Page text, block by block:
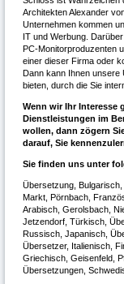
Architekten Alexander
Unternehmen kommen
IT und Werbung.
PC-Monitorproduzenten
einer dieser Firma oder
Dann kann Ihnen
bieten, durch die Sie
Wenn wir Ihr Interesse
Dienstleistungen im
wollen, dann zögern
darauf, Sie
Sie finden uns unter
Übersetzung,
Markt, Pörnbach,
Arabisch, Gerolsbach,
Jetzendorf, Türkisch,
Russisch, Japanisch,
Übersetzer, Italienisch,
Griechisch, Geisenfeld,
Übersetzungen,